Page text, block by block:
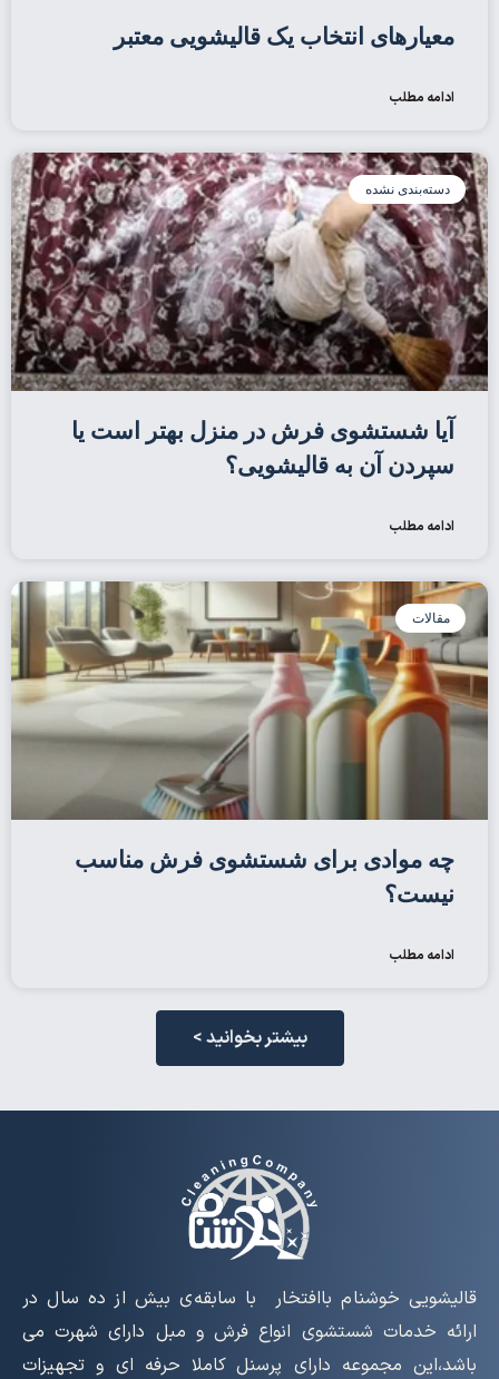
معیارهای انتخاب یک قالیشویی معتبر
ادامه مطلب
دسته‌بندی نشده
آیا شستشوی فرش در منزل بهتر است یا
سپردن آن به قالیشویی؟
ادامه مطلب
مقالات
چه موادی برای شستشوی فرش مناسب
نیست؟
ادامه مطلب
بیشتر بخوانید >
قالیشویی خوشنام باافتخار با سابقه‌ی بیش از ده سال در
ارائه خدمات شستشوی انواع فرش و مبل دارای شهرت می
باشد،این مجموعه دارای پرسنل کاملا حرفه ای و تجهیزات